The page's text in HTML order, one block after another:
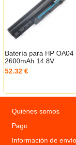
Batería para HP OA04
2600mAh 14.8V
52.32 €
Quiénes somos
Pago
Información de